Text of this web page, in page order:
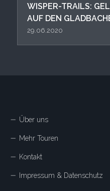
WISPER-TRAILS:
AUF DEN
29.06.2020
Über uns
Mehr Touren
Kontakt
Impressum & Datenschutz